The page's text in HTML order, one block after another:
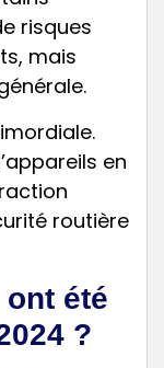
risques
mais
en
routière
été
?